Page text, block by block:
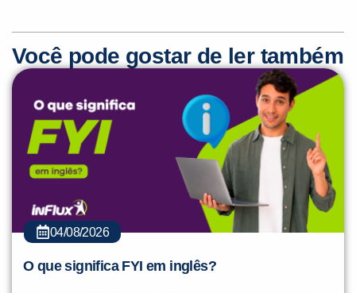
Você pode gostar de ler também
04/08/2026
O que significa FYI em inglês?